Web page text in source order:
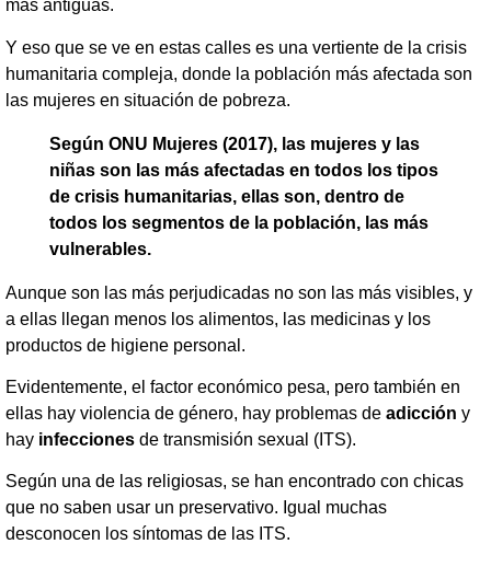
más antiguas.
Y eso que se ve en estas calles es una vertiente de la crisis
humanitaria compleja, donde la población más afectada son
las mujeres en situación de pobreza.
Según ONU Mujeres (2017), las mujeres y las
niñas son las más afectadas en todos los tipos
de crisis humanitarias, ellas son, dentro de
todos los segmentos de la población, las más
vulnerables.
Aunque son las más perjudicadas no son las más visibles, y
a ellas llegan menos los alimentos, las medicinas y los
productos de higiene personal.
Evidentemente, el factor económico pesa, pero también en
ellas hay violencia de género, hay problemas de adicción y
hay infecciones de transmisión sexual (ITS).
Según una de las religiosas, se han encontrado con chicas
que no saben usar un preservativo. Igual muchas
desconocen los síntomas de las ITS.